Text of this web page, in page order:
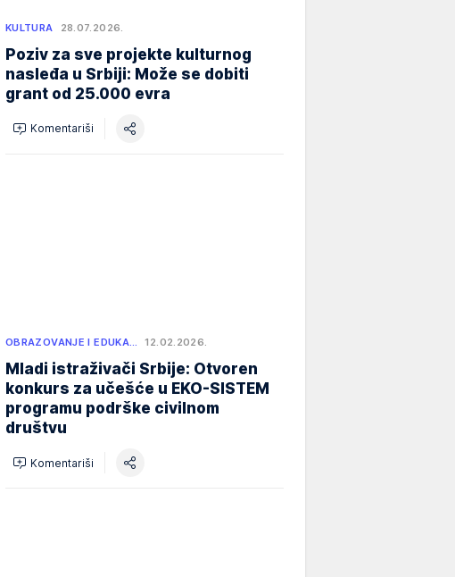
KULTURA 28.07.2026.
Poziv za sve projekte kulturnog
nasleđa u Srbiji: Može se dobiti
grant od 25.000 evra
Komentariši
OBRAZOVANJE I EDUKA… 12.02.2026.
Mladi istraživači Srbije: Otvoren
konkurs za učešće u EKO-SISTEM
programu podrške civilnom
društvu
Komentariši